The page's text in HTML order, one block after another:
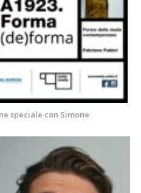
speciale con Simone